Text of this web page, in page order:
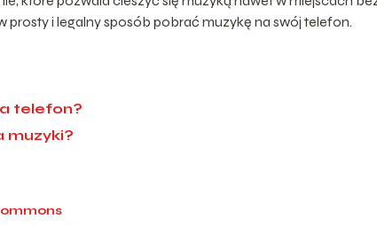
prosty i legalny sposób pobrać muzykę na swój telefon.
telefon?
muzyki?